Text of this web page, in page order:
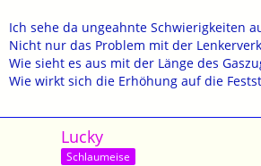
Ich sehe da ungeahnte Schwierigkeiten
Nicht nur das Problem mit der
Wie sieht es aus mit der Länge des
Wie wirkt sich die Erhöhung auf die
Lucky
Schlaumeise